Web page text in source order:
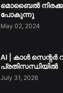
മൊബൈൽ
പോകുന്നു
May 02, 2024
AI | കാൾ
പ്രതിസന്ധിയിൽ
July 31, 2026